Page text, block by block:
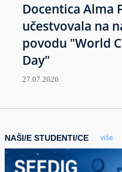
Docentica Alma
učestvovala na
povodu "World
Day"
27.07.2026.
NAŠI/E STUDENTI/CE više